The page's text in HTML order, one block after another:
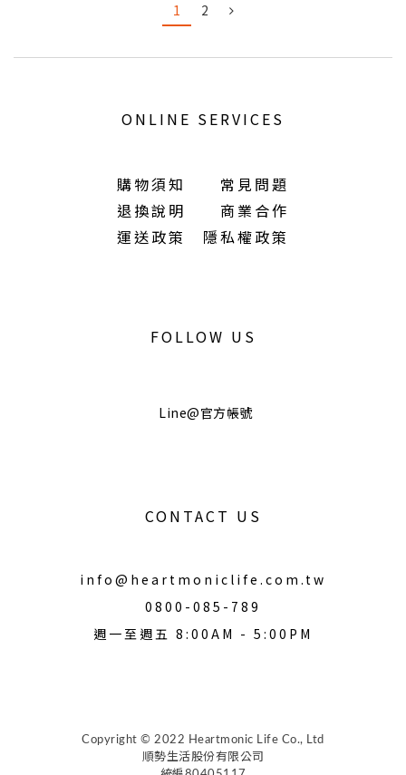
1 2
ONLINE SERVICES
購物須知
常見問題
退換說明
商業合作
運送政策
隱私權政策
FOLLOW US
Line@官方帳號
CONTACT US
info@heartmoniclife.com.tw
0800-085-789
週一至週五 8:00AM - 5:00PM
Copyright © 2022 Heartmonic Life Co., Ltd
順勢生活股份有限公司